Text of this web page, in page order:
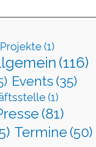
(1)
(116)
Events (35)
(1)
(81)
Termine (50)